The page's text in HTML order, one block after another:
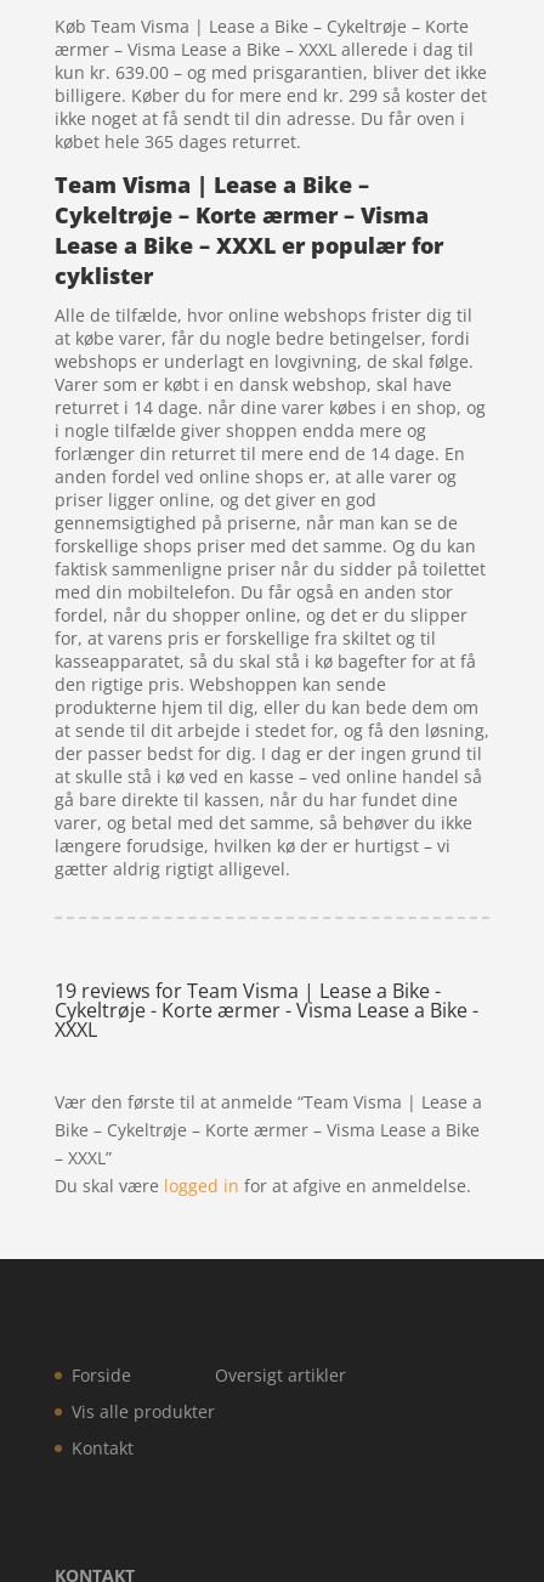
Køb Team Visma | Lease a Bike – Cykeltrøje – Korte
ærmer – Visma Lease a Bike – XXXL allerede i dag til
kun kr. 639.00 – og med prisgarantien, bliver det ikke
billigere. Køber du for mere end kr. 299 så koster det
ikke noget at få sendt til din adresse. Du får oven i
købet hele 365 dages returret.
Team Visma | Lease a Bike –
Cykeltrøje – Korte ærmer – Visma
Lease a Bike – XXXL er populær for
cyklister
Alle de tilfælde, hvor online webshops frister dig til
at købe varer, får du nogle bedre betingelser, fordi
webshops er underlagt en lovgivning, de skal følge.
Varer som er købt i en dansk webshop, skal have
returret i 14 dage. når dine varer købes i en shop, og
i nogle tilfælde giver shoppen endda mere og
forlænger din returret til mere end de 14 dage. En
anden fordel ved online shops er, at alle varer og
priser ligger online, og det giver en god
gennemsigtighed på priserne, når man kan se de
forskellige shops priser med det samme. Og du kan
faktisk sammenligne priser når du sidder på toilettet
med din mobiltelefon. Du får også en anden stor
fordel, når du shopper online, og det er du slipper
for, at varens pris er forskellige fra skiltet og til
kasseapparatet, så du skal stå i kø bagefter for at få
den rigtige pris. Webshoppen kan sende
produkterne hjem til dig, eller du kan bede dem om
at sende til dit arbejde i stedet for, og få den løsning,
der passer bedst for dig. I dag er der ingen grund til
at skulle stå i kø ved en kasse – ved online handel så
gå bare direkte til kassen, når du har fundet dine
varer, og betal med det samme, så behøver du ikke
længere forudsige, hvilken kø der er hurtigst – vi
gætter aldrig rigtigt alligevel.
19 reviews forTeam Visma | Lease a Bike -
Cykeltrøje - Korte ærmer - Visma Lease a Bike -
XXXL
Vær den første til at anmelde “Team Visma | Lease a
Bike – Cykeltrøje – Korte ærmer – Visma Lease a Bike
– XXXL”
Du skal være logged in for at afgive en anmeldelse.
Forside
Vis alle produkter
Kontakt
Oversigt artikler
KONTAKT